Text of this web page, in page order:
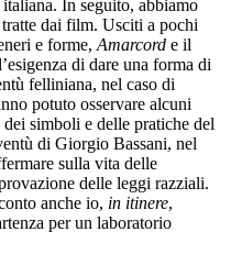
In seguito, abbiamo
tratte dai film. Usciti a pochi
e forme, Amarcord e il
di dare una forma di
felliniana, nel caso di
potuto osservare alcuni
simboli e delle pratiche del
di Giorgio Bassani, nel
sulla vita delle
delle leggi razziali.
anche io, in itinere,
per un laboratorio